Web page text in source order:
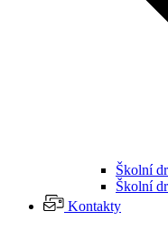
Školní
Školní
Kontakty